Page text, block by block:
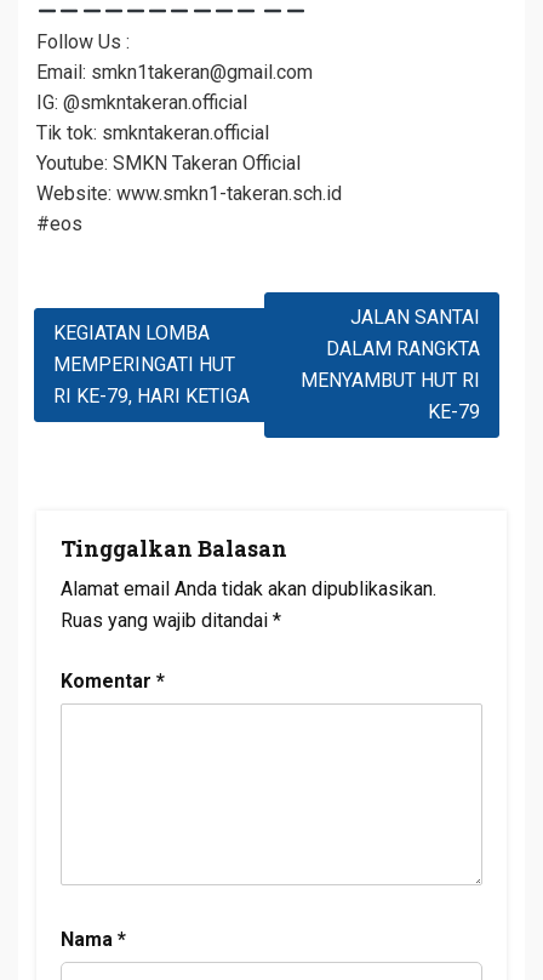
Follow Us :
Email: smkn1takeran@gmail.com
IG: @smkntakeran.official
Tik tok: smkntakeran.official
Youtube: SMKN Takeran Official
Website: www.smkn1-takeran.sch.id
#eos
Navigasi
Pos
KEGIATAN LOMBA
MEMPERINGATI HUT
RI KE-79, HARI KETIGA
JALAN SANTAI
DALAM RANGKTA
MENYAMBUT HUT RI
KE-79
Tinggalkan Balasan
Alamat email Anda tidak akan dipublikasikan.
Ruas yang wajib ditandai *
Komentar *
Nama *